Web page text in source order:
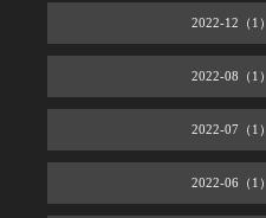
2022-12（1）
2022-08（1）
2022-07（1）
2022-06（1）